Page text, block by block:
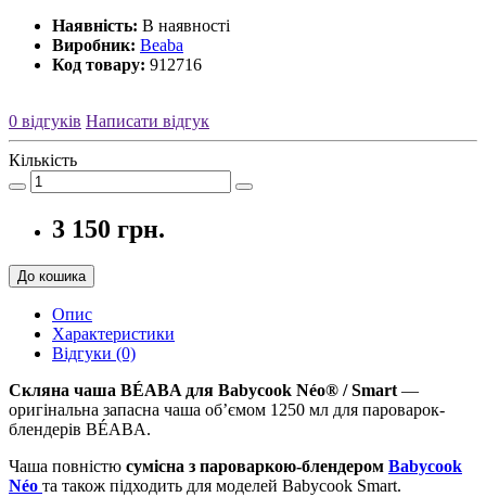
Наявність: В наявності
Виробник: Beaba
Код товару: 912716
0 відгуків Написати відгук
Кількість
3 150 грн.
До кошика
Опис
Характеристики
Відгуки (0)
Скляна чаша BÉABA для Babycook Néo® / Smart—
оригінальна запасна чаша об’ємом 1250 мл для пароварок-
блендерів BÉABA.
Чаша повністю сумісна з пароваркою-блендером Babycook
Néo та також підходить для моделей Babycook Smart.